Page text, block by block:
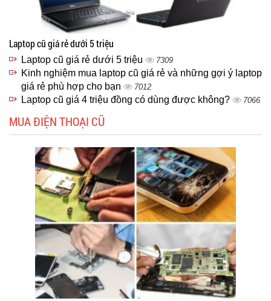
Laptop cũ giá rẻ dưới 5 triệu
Laptop cũ giá rẻ dưới 5 triệu 7309
Kinh nghiệm mua laptop cũ giá rẻ và những gợi ý laptop
giá rẻ phù hợp cho bạn
7012
Laptop cũ giá 4 triệu đồng có dùng được không? 7066
MUA ĐIỆN THOẠI CŨ